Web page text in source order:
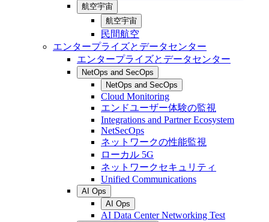
航空宇宙
航空宇宙
民間航空
エンタープライズとデータセンター
エンタープライズとデータセンター
NetOps and SecOps
NetOps and SecOps
Cloud Monitoring
エンドユーザー体験の監視
Integrations and Partner Ecosystem
NetSecOps
ネットワークの性能監視
ローカル 5G
ネットワークセキュリティ
Unified Communications
AI Ops
AI Ops
AI Data Center Networking Test